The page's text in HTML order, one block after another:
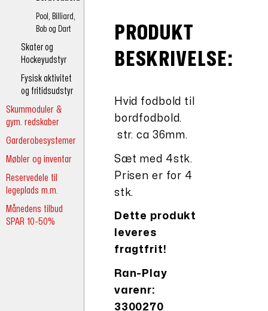
Pool, Billiard,
Bob og Dart
Skater og
Hockeyudstyr
Fysisk aktivitet
og fritidsudstyr
Skummoduler &
gym. redskaber
Garderobesystemer
Møbler og inventar
Reservedele til
legeplads m.m.
Månedens tilbud
SPAR 10-50%
PRODUKT
BESKRIVELSE:
Hvid fodbold til
bordfodbold.
str. ca 36mm.
Sæt med 4stk.
Prisen er for 4
stk.
Dette produkt
leveres
fragtfrit!
Ran-Play
varenr:
3300270